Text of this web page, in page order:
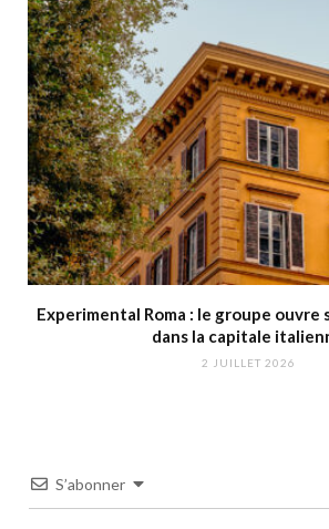
Experimental Roma : le groupe ouvre
dans la capitale
2 JUILLET 2026
S’abonner